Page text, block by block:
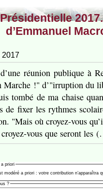
Présidentielle
d’Emmanuel
2017
réunion publique à
Marche !" d’"irruption du
tombé de ma chaise
de fixer les rythmes
"Mais où croyez-vous
vous que seront les
priori
modéré a priori : votre contribution n’apparaîtra
?